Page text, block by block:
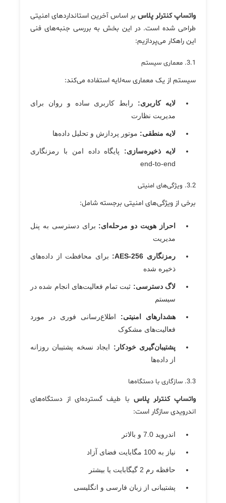
واتساپ کنترلر پلاس بر اساس آخرین استانداردهای امنیتی
طراحی شده است. در این بخش به بررسی جنبه‌های فنی
این راهکار می‌پردازیم:
3.1. معماری سیستم
سیستم از یک معماری سه‌لایه استفاده می‌کند:
لایه کاربری: رابط کاربری ساده و روان برای
مدیریت نظارت
لایه منطقی: موتور پردازش و تحلیل داده‌ها
لایه ذخیره‌سازی: پایگاه داده امن با رمزنگاری
end-to-end
3.2. ویژگی‌های امنیتی
برخی از ویژگی‌های امنیتی برجسته شامل:
احراز هویت دو مرحله‌ای: برای دسترسی به پنل
مدیریت
رمزنگاری AES-256:
برای محافظت از داده‌های
ذخیره شده
لاگ دسترسی: ثبت تمام فعالیت‌های انجام شده در
سیستم
هشدارهای امنیتی: اطلاع‌رسانی فوری در مورد
فعالیت‌های مشکوک
پشتیبان‌گیری خودکار: ایجاد نسخه پشتیبان روزانه
از داده‌ها
3.3. سازگاری با دستگاه‌ها
واتساپ کنترلر پلاس با طیف گسترده‌ای از دستگاه‌های
اندرویدی سازگار است:
اندروید 7.0 و بالاتر
نیاز به 100 مگابایت فضای آزاد
حافظه رم 2 گیگابایت یا بیشتر
پشتیبانی از زبان فارسی و انگلیسی